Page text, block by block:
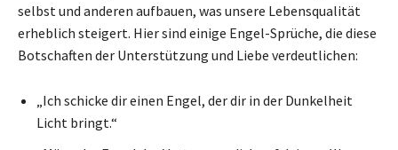
selbst und anderen aufbauen, was unsere Lebensqualität
erheblich steigert. Hier sind einige Engel-Sprüche, die diese
Botschaften der Unterstützung und Liebe verdeutlichen:
„Ich schicke dir einen Engel, der dir in der Dunkelheit
Licht bringt.“